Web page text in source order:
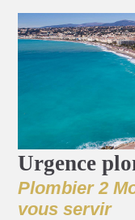
Urgence
Plombier 2
vous servir